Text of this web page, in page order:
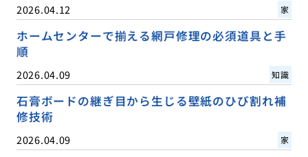
2026.04.12 家
ホームセンターで揃える網戸修理の必須道具と手
順
2026.04.09 知識
石膏ボードの継ぎ目から生じる壁紙のひび割れ補
修技術
2026.04.09 家